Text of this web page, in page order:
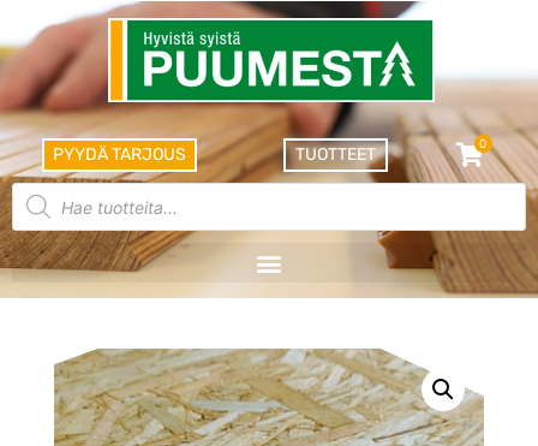
PYYDÄ TARJOUS TUOTTEET
0